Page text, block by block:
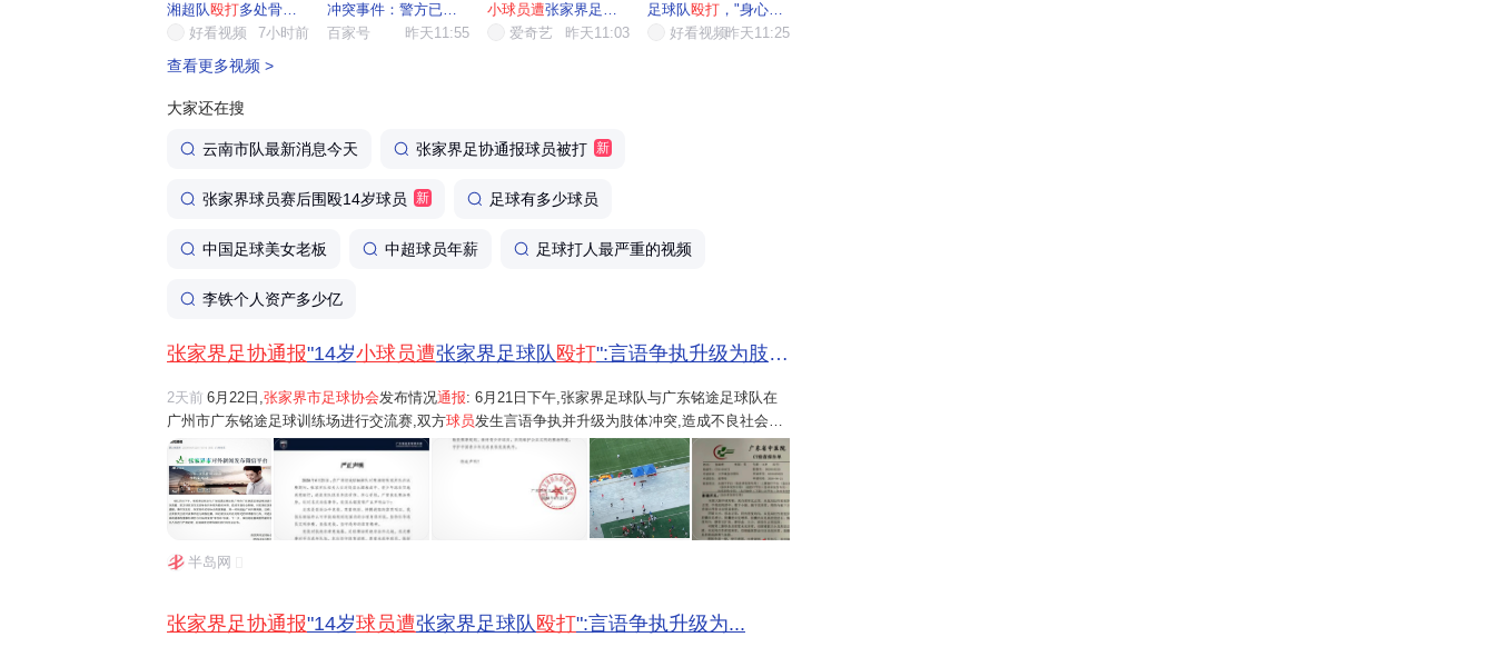
湘超队殴打多处骨
折，...好看视频 7小时前
冲突事件：警方已介
入，将...
百家号 昨天11:55
小球员遭张家界足球
殴打
爱奇艺 昨天11:03
足球队殴打 ，"身心双
重重...好看视频昨天11:25
查看更多视频 >
大家还在搜
云南市队最新消息今天 张家界足协通报球员被打 新
张家界球员赛后围殴14岁球员 新 足球有多少球员
中国足球美女老板 中超球员年薪 足球打人最严重的视频
李铁个人资产多少亿
张家界足协通报"14岁小球员遭张家界足球队殴打":言语争执升级为肢体...
2天前 6月22日, 张家界市足球协会发布情况通报: 6月21日下午,张家界足球队与广东铭途足球队在
广州市广东铭途足球训练场进行交流赛,双方球员发生言语争执并升级为肢体冲突,造成不良社会影
响,对此我们深表遗憾。事件发生后,张家界市足球协会高度重视,第一时间赶赴广州开展调查。目
前,公安机关正在对该事件进行调查处置。我们坚决反...
半岛网
张家界足协通报"14岁球员遭张家界足球队殴打":言语争执升级为...